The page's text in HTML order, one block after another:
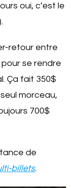
oui, c’est le
retour entre
se rendre
Ça fait 350$
morceau,
700$
de
billets.